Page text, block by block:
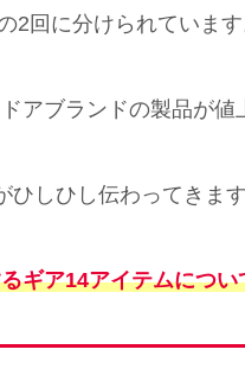
2回に分けられています
アブランドの製品が値
しひし伝わってきます
ギア14アイテムについ